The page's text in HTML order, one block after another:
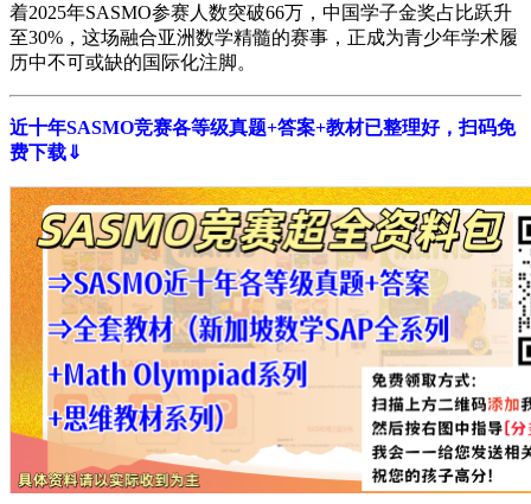
着2025年SASMO参赛人数突破66万，中国学子金奖占比跃升
至30%，这场融合亚洲数学精髓的赛事，正成为青少年学术履
历中不可或缺的国际化注脚。
近十年SASMO竞赛各等级真题+答案+教材已整理好，扫码免
费下载⇓